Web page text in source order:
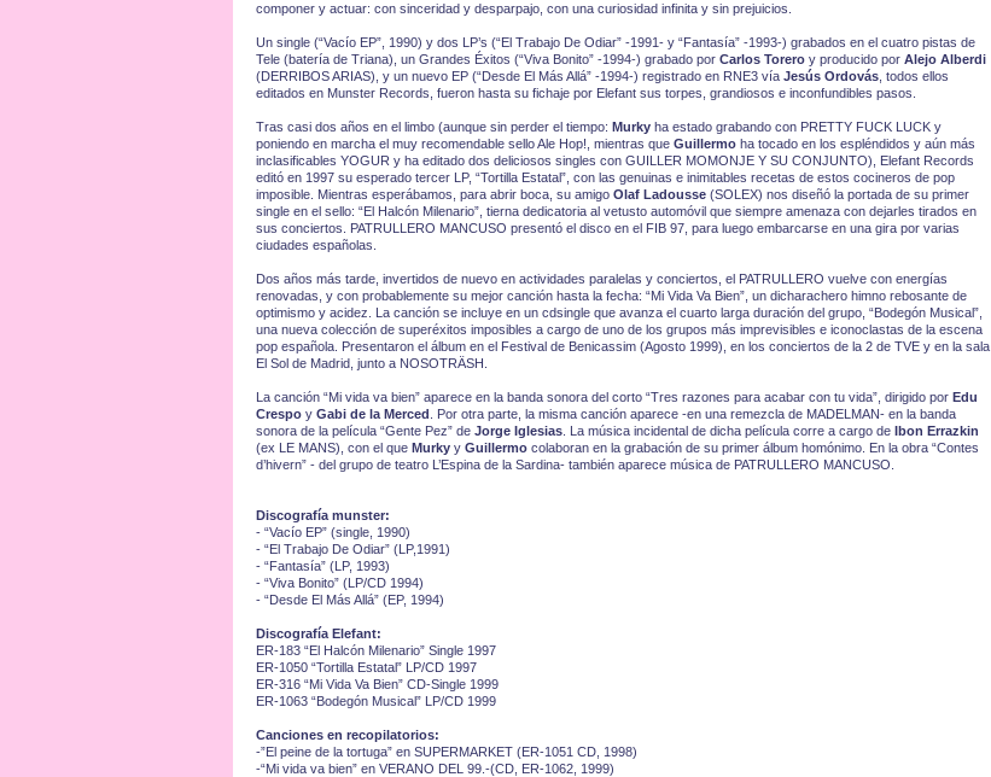
componer y actuar: con sinceridad y desparpajo, con una curiosidad infinita y sin prejuicios.
Un single (“Vacío EP”, 1990) y dos LP’s (“El Trabajo De Odiar” -1991- y “Fantasía” -1993-) grabados en el cuatro pistas de
Tele (batería de Triana), un Grandes Éxitos (“Viva Bonito” -1994-) grabado por Carlos Toreroy producido por Alejo Alberdi
(DERRIBOS ARIAS), y un nuevo EP (“Desde El Más Allá” -1994-) registrado en RNE3 vía Jesús Ordovás, todos ellos
editados en Munster Records, fueron hasta su fichaje por Elefant sus torpes, grandiosos e inconfundibles pasos.
Tras casi dos años en el limbo (aunque sin perder el tiempo: Murkyha estado grabando con PRETTY FUCK LUCK y
poniendo en marcha el muy recomendable sello Ale Hop!, mientras que Guillermoha tocado en los espléndidos y aún más
inclasificables YOGUR y ha editado dos deliciosos singles con GUILLER MOMONJE Y SU CONJUNTO), Elefant Records
editó en 1997 su esperado tercer LP, “Tortilla Estatal”, con las genuinas e inimitables recetas de estos cocineros de pop
imposible. Mientras esperábamos, para abrir boca, su amigo Olaf Ladousse(SOLEX) nos diseñó la portada de su primer
single en el sello: “El Halcón Milenario”, tierna dedicatoria al vetusto automóvil que siempre amenaza con dejarles tirados en
sus conciertos. PATRULLERO MANCUSO presentó el disco en el FIB 97, para luego embarcarse en una gira por varias
ciudades españolas.
Dos años más tarde, invertidos de nuevo en actividades paralelas y conciertos, el PATRULLERO vuelve con energías
renovadas, y con probablemente su mejor canción hasta la fecha: “Mi Vida Va Bien”, un dicharachero himno rebosante de
optimismo y acidez. La canción se incluye en un cdsingle que avanza el cuarto larga duración del grupo, “Bodegón Musical”,
una nueva colección de superéxitos imposibles a cargo de uno de los grupos más imprevisibles e iconoclastas de la escena
pop española. Presentaron el álbum en el Festival de Benicassim (Agosto 1999), en los conciertos de la 2 de TVE y en la sala
El Sol de Madrid, junto a NOSOTRÄSH.
La canción “Mi vida va bien” aparece en la banda sonora del corto “Tres razones para acabar con tu vida”, dirigido por Edu
Crespoy Gabi de la Merced . Por otra parte, la misma canción aparece -en una remezcla de MADELMAN- en la banda
sonora de la película “Gente Pez” de Jorge Iglesias. La música incidental de dicha película corre a cargo de Ibon Errazkin
(ex LE MANS), con el que Murkyy Guillermocolaboran en la grabación de su primer álbum homónimo. En la obra “Contes
d’hivern” - del grupo de teatro L’Espina de la Sardina- también aparece música de PATRULLERO MANCUSO.
Discografía munster:
- “Vacío EP” (single, 1990)
- “El Trabajo De Odiar” (LP,1991)
- “Fantasía” (LP, 1993)
- “Viva Bonito” (LP/CD 1994)
- “Desde El Más Allá” (EP, 1994)
Discografía Elefant:
ER-183 “El Halcón Milenario” Single 1997
ER-1050 “Tortilla Estatal” LP/CD 1997
ER-316 “Mi Vida Va Bien” CD-Single 1999
ER-1063 “Bodegón Musical” LP/CD 1999
Canciones en recopilatorios:
-”El peine de la tortuga” en SUPERMARKET (ER-1051 CD, 1998)
-“Mi vida va bien” en VERANO DEL 99.-(CD, ER-1062, 1999)